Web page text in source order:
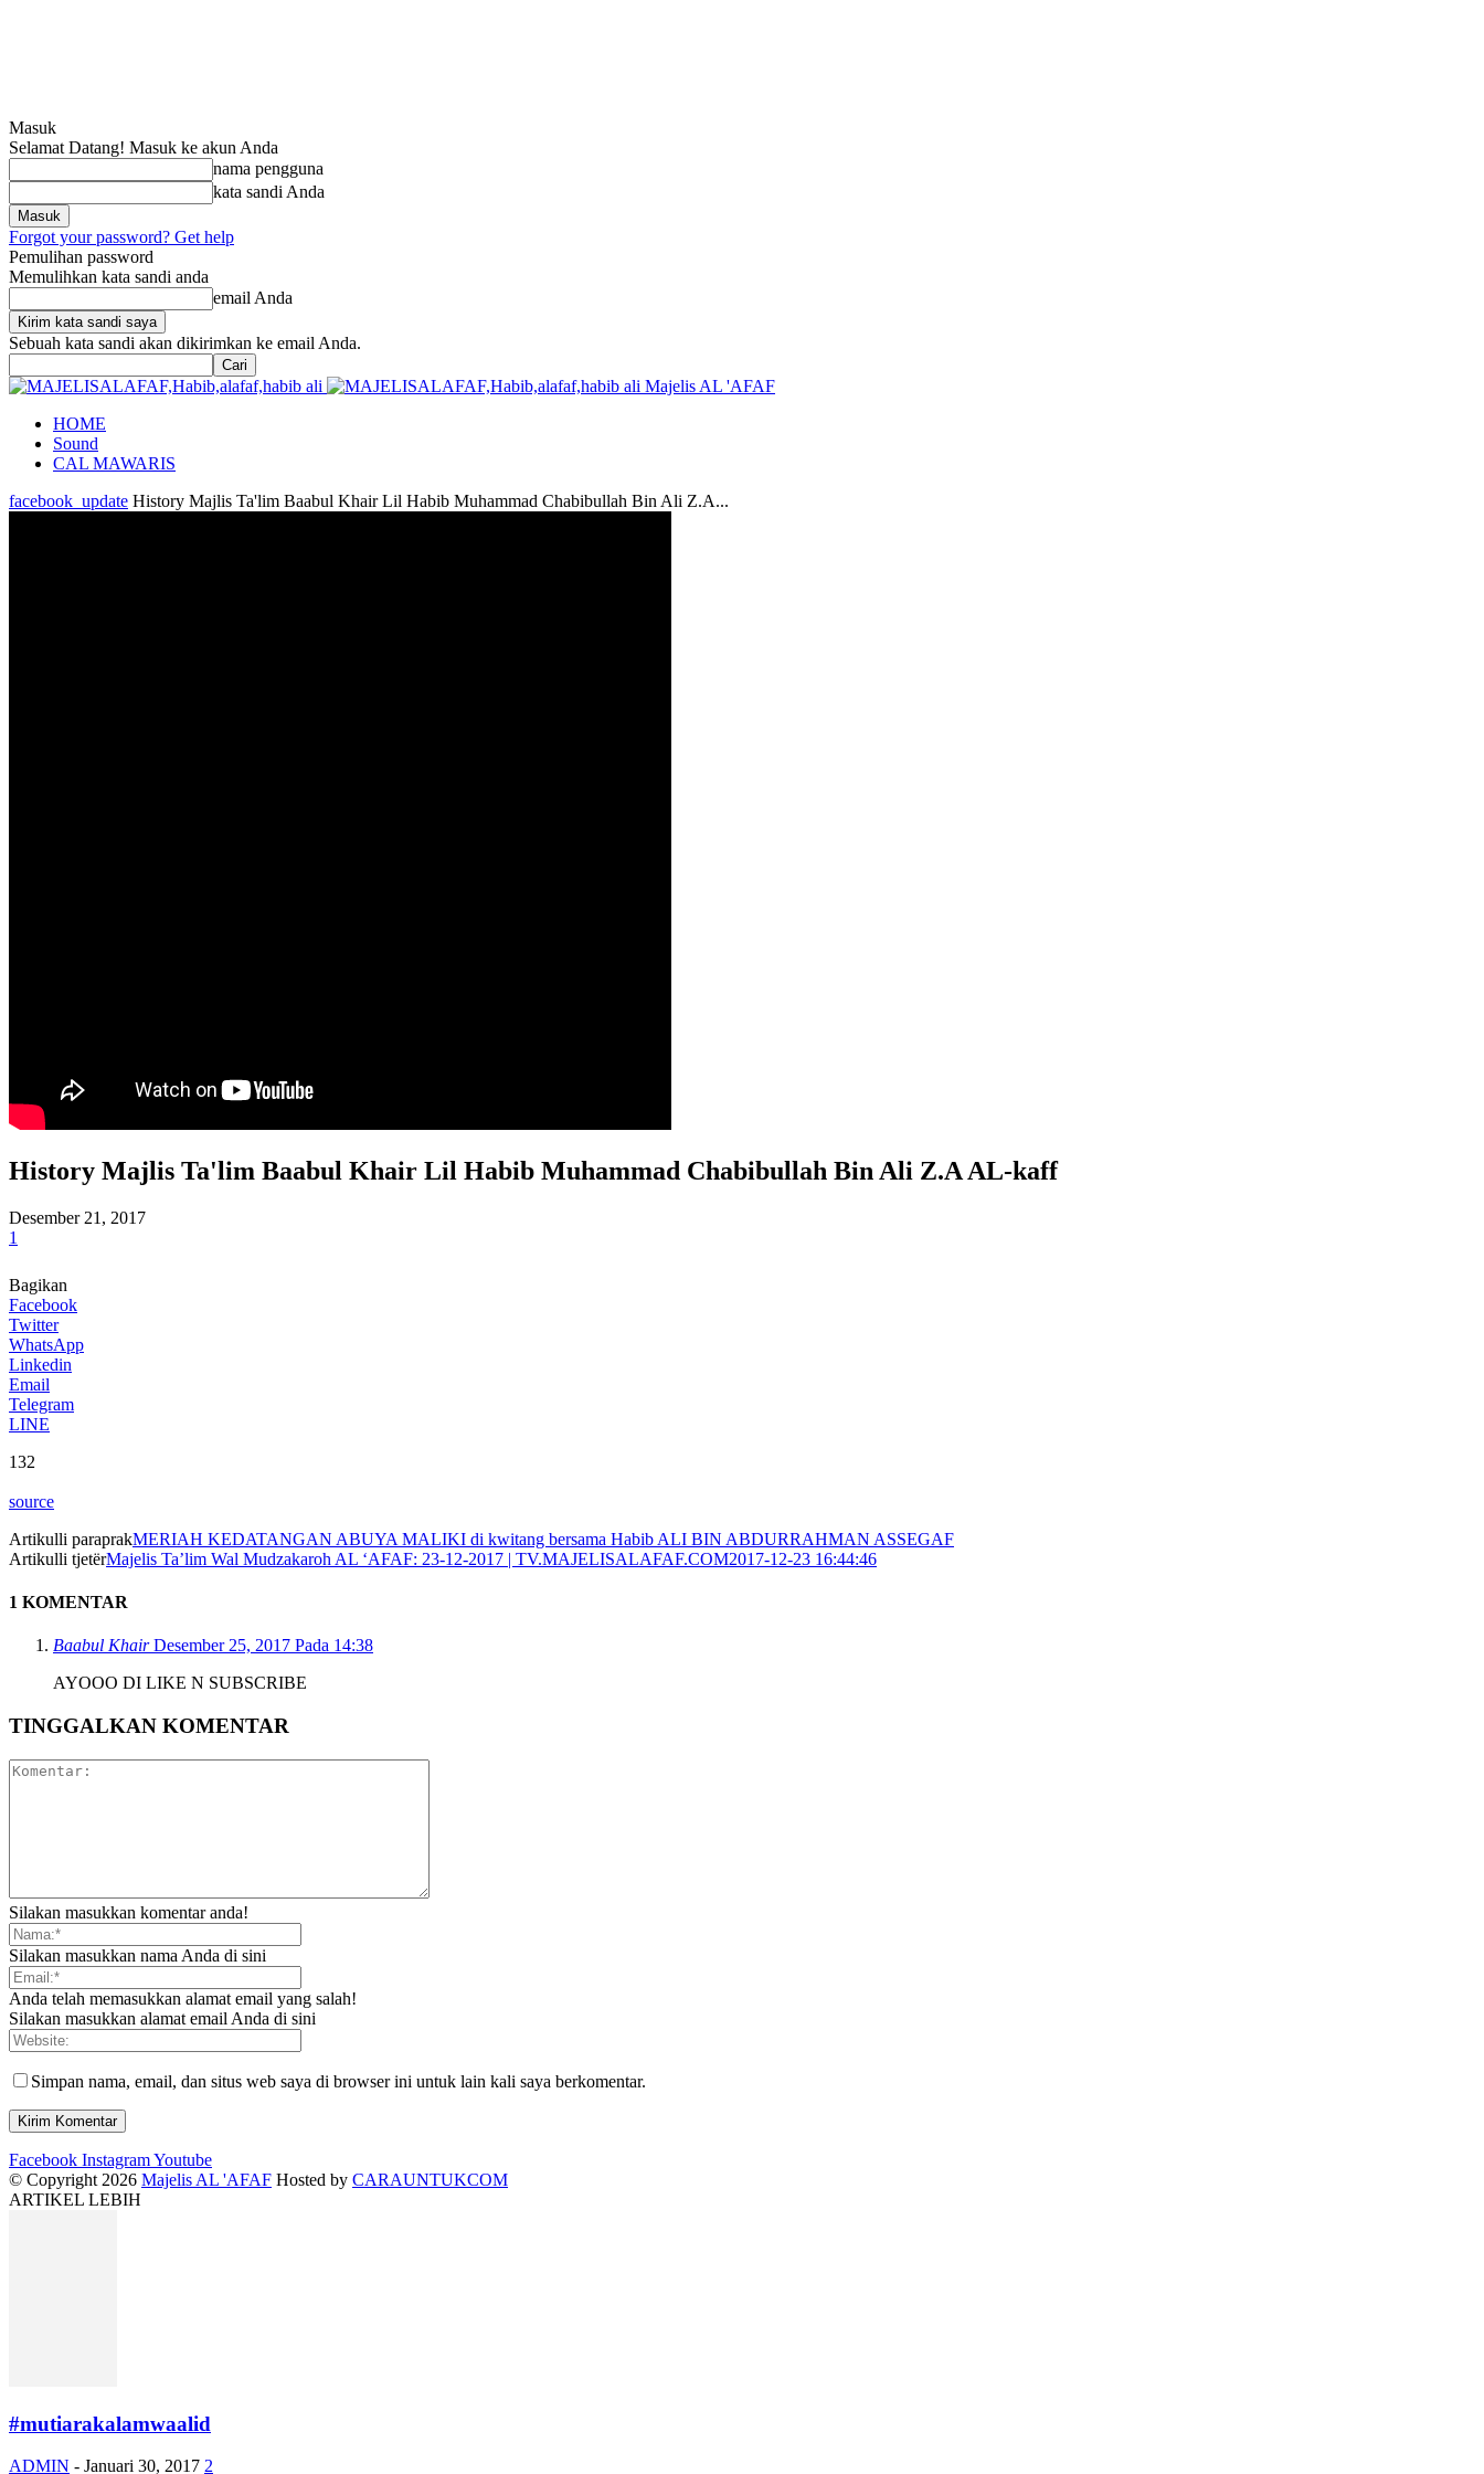
Masuk
Selamat Datang! Masuk ke akun Anda
nama pengguna
kata sandi Anda
Forgot your password? Get help
Pemulihan password
Memulihkan kata sandi anda
email Anda
Sebuah kata sandi akan dikirimkan ke email Anda.
Majelis AL 'AFAF
HOME
Sound
CAL MAWARIS
facebook_update History Majlis Ta'lim Baabul Khair Lil Habib Muhammad Chabibullah Bin Ali Z.A...
History Majlis Ta'lim Baabul Khair Lil Habib Muhammad Chabibullah Bin Ali Z.A AL-kaff
Desember 21, 2017
1
Bagikan
Facebook
Twitter
WhatsApp
Linkedin
Email
Telegram
LINE
132
source
Artikulli paraprakMERIAH KEDATANGAN ABUYA MALIKI di kwitang bersama Habib ALI BIN ABDURRAHMAN ASSEGAF
Artikulli tjetërMajelis Ta’lim Wal Mudzakaroh AL ‘AFAF: 23-12-2017 | TV.MAJELISALAFAF.COM2017-12-23 16:44:46
1 KOMENTAR
Baabul Khair Desember 25, 2017 Pada 14:38
AYOOO DI LIKE N SUBSCRIBE
TINGGALKAN KOMENTAR
Silakan masukkan komentar anda!
Silakan masukkan nama Anda di sini
Anda telah memasukkan alamat email yang salah!
Silakan masukkan alamat email Anda di sini
Simpan nama, email, dan situs web saya di browser ini untuk lain kali saya berkomentar.
Facebook InstagramYoutube
© Copyright 2026 Majelis AL 'AFAF Hosted by CARAUNTUKCOM
ARTIKEL LEBIH
#mutiarakalamwaalid
ADMIN - Januari 30, 2017 2